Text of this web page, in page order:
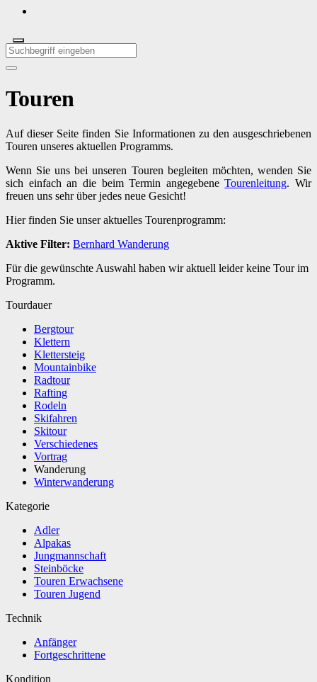
Touren
Auf dieser Seite finden Sie Informationen zu den ausgeschriebenen
Touren unseres aktuellen Programms.
Wenn Sie uns bei unseren Touren begleiten möchten, wenden Sie
sich einfach an die beim Termin angegebeneTourenleitung. Wir
freuen uns sehr über jedes neue Gesicht!
Hier finden Sie unser aktuelles Tourenprogramm:
Aktive Filter: Bernhard Wanderung
Für die gewünschte Auswahl haben wir aktuell leider keine Tour im
Programm.
Tourdauer
Bergtour
Klettern
Klettersteig
Mountainbike
Radtour
Rafting
Rodeln
Skifahren
Skitour
Verschiedenes
Vortrag
Wanderung
Winterwanderung
Kategorie
Adler
Alpakas
Jungmannschaft
Steinböcke
Touren Erwachsene
Touren Jugend
Technik
Anfänger
Fortgeschrittene
Kondition